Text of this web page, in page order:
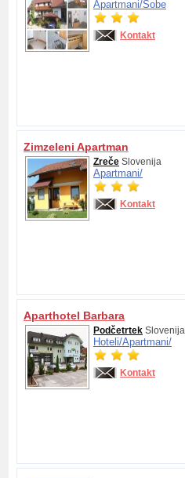
Apartmani/Sobe
Kontakt
Zimzeleni Apartman
Zreče Slovenija
Apartmani/
Kontakt
Aparthotel Barbara
Podčetrtek Slovenija
Hoteli/Apartmani/
Kontakt